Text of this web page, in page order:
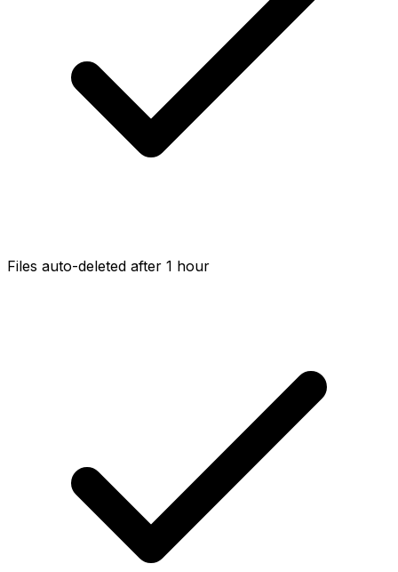
Files auto-deleted after 1 hour